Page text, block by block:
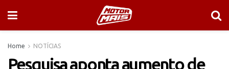
Home NOTÍCIAS
Pesquisa aponta aumento de